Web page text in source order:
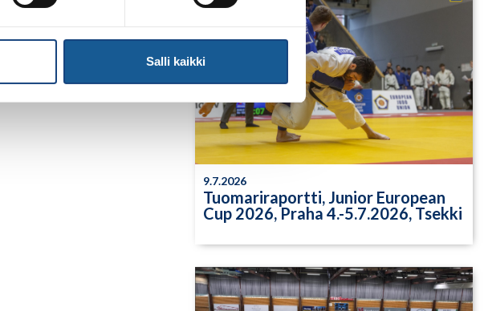
Salli kaikki
9.7.2026
Tuomariraportti, Junior European
Cup 2026, Praha 4.-5.7.2026, Tsekki